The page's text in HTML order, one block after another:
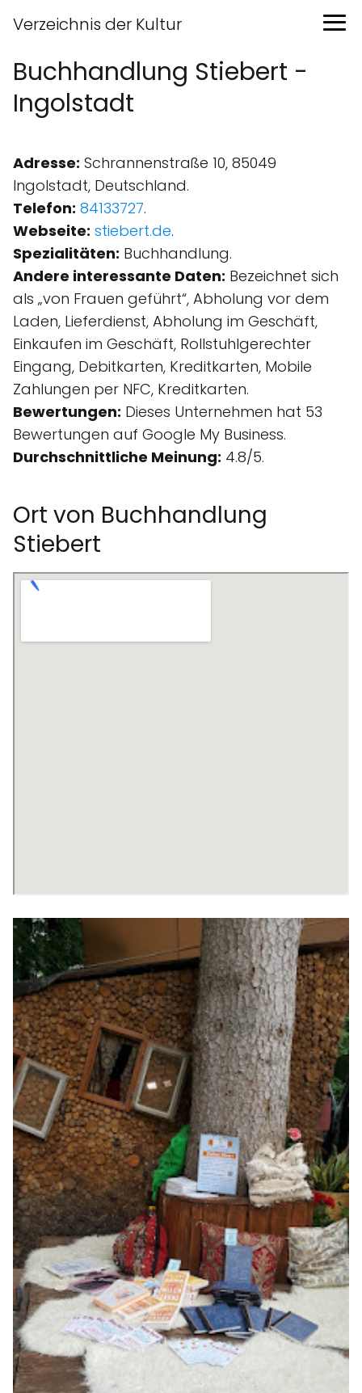
Verzeichnis der Kultur
Buchhandlung Stiebert -
Ingolstadt
Adresse: Schrannenstraße 10, 85049
Ingolstadt, Deutschland.
Telefon: 84133727.
Webseite: stiebert.de.
Spezialitäten: Buchhandlung.
Andere interessante Daten: Bezeichnet sich
als „von Frauen geführt“, Abholung vor dem
Laden, Lieferdienst, Abholung im Geschäft,
Einkaufen im Geschäft, Rollstuhlgerechter
Eingang, Debitkarten, Kreditkarten, Mobile
Zahlungen per NFC, Kreditkarten.
Bewertungen: Dieses Unternehmen hat 53
Bewertungen auf Google My Business.
Durchschnittliche Meinung: 4.8/5.
Ort von Buchhandlung
Stiebert